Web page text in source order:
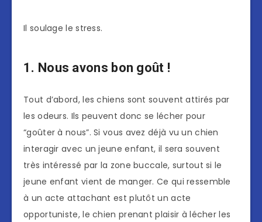
Il soulage le stress.
1. Nous avons bon goût !
Tout d’abord, les chiens sont souvent attirés par
les odeurs. Ils peuvent donc se lécher pour
“goûter à nous”. Si vous avez déjà vu un chien
interagir avec un jeune enfant, il sera souvent
très intéressé par la zone buccale, surtout si le
jeune enfant vient de manger. Ce qui ressemble
à un acte attachant est plutôt un acte
opportuniste, le chien prenant plaisir à lécher les